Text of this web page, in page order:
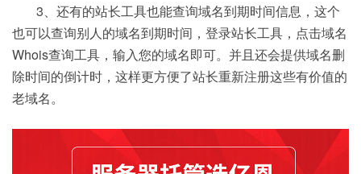
3、还有的站长工具也能查询域名到期时间信息，这个
也可以查询别人的域名到期时间，登录站长工具，点击域名
Whois查询工具，输入您的域名即可。并且还会提供域名删
除时间的倒计时，这样更方便了站长重新注册这些有价值的
老域名。